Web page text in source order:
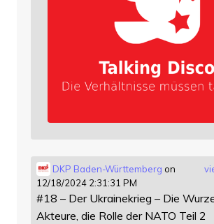
DKP Baden-Württemberg on
12/18/2024 2:31:31 PM
#18 – Der Ukrainekrieg – Die
Akteure, die Rolle der NATO Teil 2